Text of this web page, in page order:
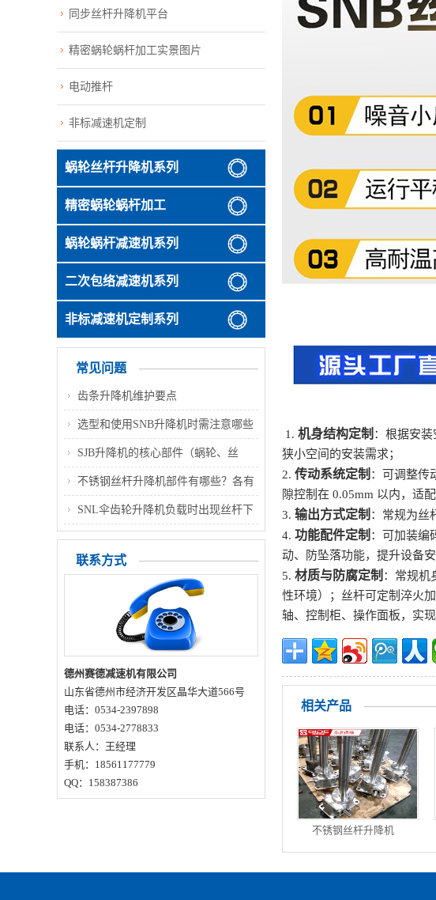
1. 机身结构定制 ：根据安
狭小空间的安装需求；
2. 传动系统定制 ：可调整传
隙控制在 0.05mm 以内，适
3. 输出方式定制 ：常规为丝
4. 功能配件定制 ：可加装编
动、防坠落功能，提升设备
5. 材质与防腐定制 ：常规机
性环境）；丝杆可定制淬火
轴、控制柜、操作面板，实
相关产品
不锈钢丝杆升降机
同步丝杆升降机平台
精密蜗轮蜗杆加工实景图片
电动推杆
非标减速机定制
蜗轮丝杆升降机系列
精密蜗轮蜗杆加工
蜗轮蜗杆减速机系列
二次包络减速机系列
非标减速机定制系列
常见问题
齿条升降机维护要点
选型和使用SNB升降机时需注意哪些
关键事项
SJB升降机的核心部件（蜗轮、丝
杆、壳体）常用材质是什么
不锈钢丝杆升降机部件有哪些？各有
什么作用？
SNL伞齿轮升降机负载时出现丝杆下
沉，是什么原因？
联系方式
德州赛德减速机有限公司
山东省德州市经济开发区晶华大道566号
电话：0534-2397898
电话：0534-2778833
联系人：王经理
手机：18561177779
QQ：158387386